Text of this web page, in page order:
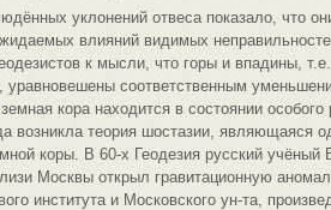
уклонений отвеса показало, что
влияний видимых
к мысли, что горы и впадины,
уравновешены соответственным
кора находится в состоянии особого
возникла теория шостазии, являющаяся
коры. В 60-х Геодезия русский
Москвы открыл гравитационную
института и Московского ун-та,